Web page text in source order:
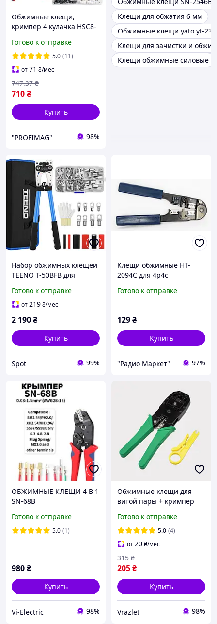
Обжимные клещи,
кримпер 4 кулачка HSC8-
наконечников (клемм) -
1200 шт
Готово к отправке
5.0 (11)
от71 ₴/мес
710₴
747.37 ₴
Купить
"PROFIMAG" 98%
Клещи для обжатия 6 мм
Обжимные клещи yato yt-
Клещи для зачистки и
Клещи обжимные силовые
Набор обжимных клещей
TEENO T-50BFB для
6-50 мм2 60 медных
наконечников с
Готово к отправке
от219₴/мес
2 190₴
Купить
Spot 99%
Клещи обжимные HT-
2094C для 4р4с
Готово к отправке
129₴
Купить
"Радио Маркет" 97%
ОБЖИМНЫЕ КЛЕЩИ 4 В 1
SN-68B
Готово к отправке
5.0 (1)
980₴
Купить
Vi-Electric 98%
Обжимные клещи для
витой пары + кримпер
Готово к отправке
5.0 (4)
от20₴/мес
205₴
315 ₴
Купить
Vrazlet 98%